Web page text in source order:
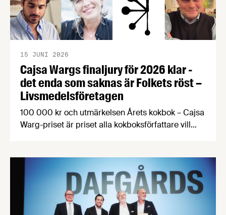
Cajsa Wargs finaljury för 2026 klar -
det enda som saknas är Folkets röst –
Livsmedelsföretagen
15 JUNI 2026
100 000 kr och utmärkelsen Årets kokbok – Cajsa
Warg-priset är priset alla kokboksförfattare vill
kokbokssamlare och en legendarisk matfotograf.
Dessutom har alla kokboksälskare möjlighet att
söka till att bli en del av finaljuryn som Folkets röst.
Frida Ronge, David Sundin, Karolina Sparring, …